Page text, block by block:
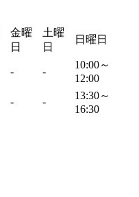
金曜
日
土曜
日
日曜日
- -
10:00～
12:00
- -
13:30～
16:30